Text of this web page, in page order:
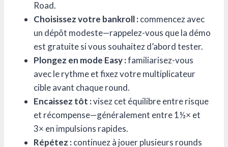
Road.
Choisissez votre bankroll :commencez avec
un dépôt modeste—rappelez-vous que la démo
est gratuite si vous souhaitez d’abord tester.
Plongez en mode Easy :familiarisez-vous
avec le rythme et fixez votre multiplicateur
cible avant chaque round.
Encaissez tôt :visez cet équilibre entre risque
et récompense—généralement entre 1½× et
3× en impulsions rapides.
Répétez :continuez à jouer plusieurs rounds